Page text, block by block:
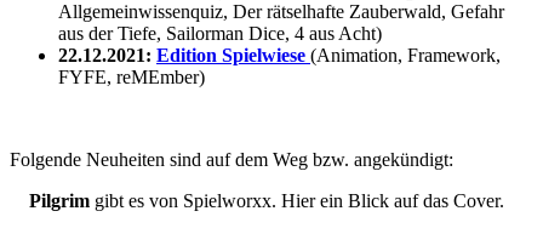
Allgemeinwissenquiz, Der rätselhafte Zauberwald, Gefahr
aus der Tiefe, Sailorman Dice, 4 aus Acht)
22.12.2021: Edition Spielwiese (Animation, Framework,
FYFE, reMEmber)
Folgende Neuheiten sind auf dem Weg bzw. angekündigt:
Pilgrim gibt es von Spielworxx. Hier ein Blick auf das Cover.